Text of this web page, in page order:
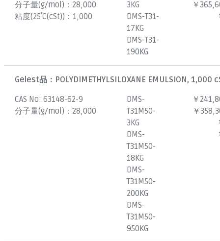
分子量(g/mol)： 28,000
粘度(25˚C(cSt))：1,000
3KG
DMS-T31-
17KG
DMS-T31-
190KG
￥
Gelest品： POLYDIMETHYLSILOXANE EMULSION, 1,000
CAS No:63148-62-9
分子量(g/mol)： 28,000
DMS-
T31M50-
3KG
DMS-
T31M50-
18KG
DMS-
T31M50-
200KG
DMS-
T31M50-
950KG
￥
￥